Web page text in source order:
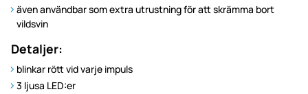
även användbar som extra utrustning för att skrämma bort
vildsvin
Detaljer:
blinkar rött vid varje impuls
3 ljusa LED:er